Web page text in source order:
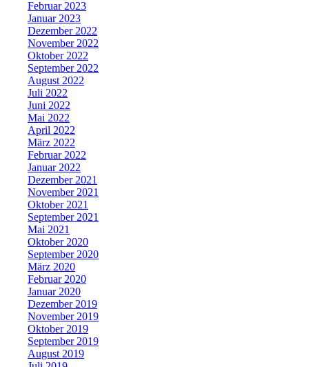
Februar 2023
Januar 2023
Dezember 2022
November 2022
Oktober 2022
September 2022
August 2022
Juli 2022
Juni 2022
Mai 2022
April 2022
März 2022
Februar 2022
Januar 2022
Dezember 2021
November 2021
Oktober 2021
September 2021
Mai 2021
Oktober 2020
September 2020
März 2020
Februar 2020
Januar 2020
Dezember 2019
November 2019
Oktober 2019
September 2019
August 2019